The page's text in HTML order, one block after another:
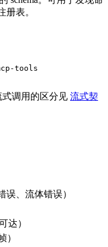
表。
tools
调用的区分见 流式契
误、流体错误）
达）
）